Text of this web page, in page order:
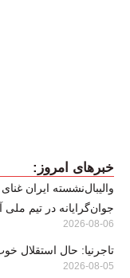
خبرهای امروز:
والیبال‌نشسته ایران
جوان‌گرایانه در تیم ملی
2026-08-06
تاجرنیا: حال استقلال
2026-08-05